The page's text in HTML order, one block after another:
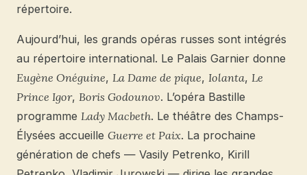
répertoire.
Aujourd’hui, les grands opéras russes sont intégrés
au répertoire international. Le Palais Garnier donne
Eugène Onéguine, La Dame de pique, Iolanta, Le
Prince Igor, Boris Godounov. L’opéra Bastille
programme Lady Macbeth. Le théâtre des Champs-
Élysées accueille Guerre et Paix. La prochaine
génération de chefs — Vasily Petrenko, Kirill